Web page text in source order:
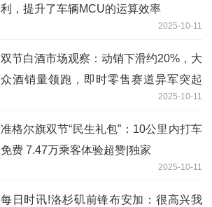
利，提升了车辆MCU的运算效率
2025-10-11
双节白酒市场观察：动销下滑约20%，大
众酒销量领跑，即时零售赛道异军突起
2025-10-11
准格尔旗双节“民生礼包”：10公里内打车
免费 7.47万乘客体验超赞|独家
2025-10-11
每日时讯!洛杉矶前锋布安加：很高兴我